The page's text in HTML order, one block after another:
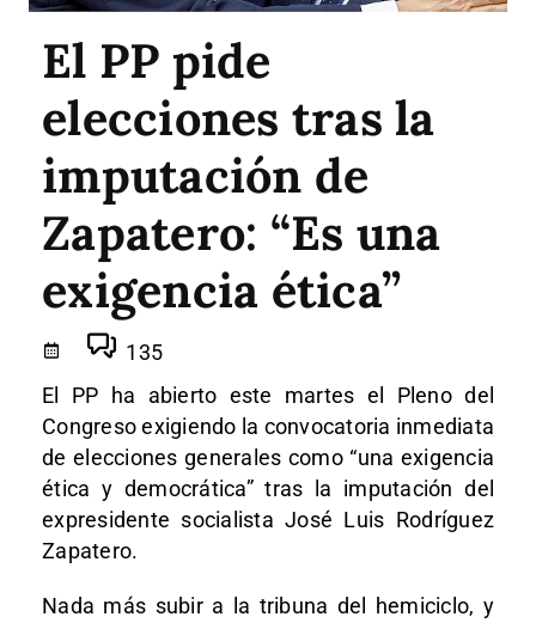
El PP pide
elecciones tras la
imputación de
Zapatero: “Es una
exigencia ética”
135
El PP ha abierto este martes el Pleno del
Congreso exigiendo la convocatoria inmediata
de elecciones generales como “una exigencia
ética y democrática” tras la imputación del
expresidente socialista José Luis Rodríguez
Zapatero.
Nada más subir a la tribuna del hemiciclo, y